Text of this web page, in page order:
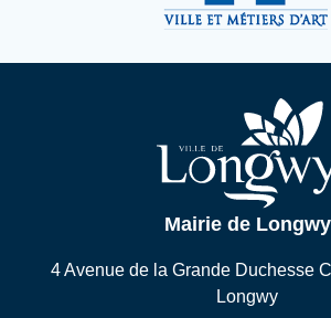
Mairie de Longwy
4 Avenue de la Grande Duchesse
Longwy